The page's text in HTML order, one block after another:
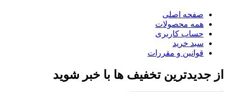
صفحه اصلی
همه محصولات
حساب کاربری
سبد خرید
قوانین و مقررات
از جدیدترین تخفیف ها با خبر شوید